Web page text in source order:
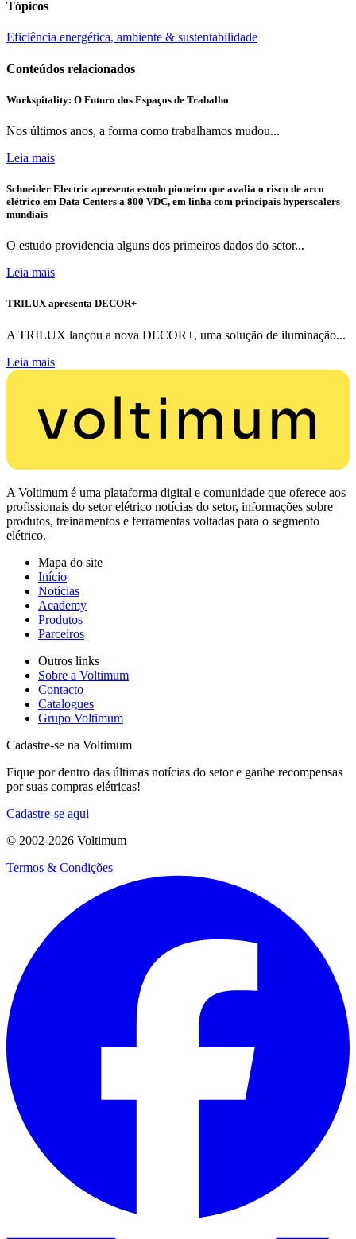
Tópicos
Eficiência energética, ambiente & sustentabilidade
Conteúdos relacionados
Workspitality: O Futuro dos Espaços de Trabalho
Nos últimos anos, a forma como trabalhamos mudou...
Leia mais
Schneider Electric apresenta estudo pioneiro que avalia o risco de arco
elétrico em Data Centers a 800 VDC, em linha com principais hyperscalers
mundiais
O estudo providencia alguns dos primeiros dados do setor...
Leia mais
TRILUX apresenta DECOR+
A TRILUX lançou a nova DECOR+, uma solução de iluminação...
Leia mais
A Voltimum é uma plataforma digital e comunidade que oferece aos
profissionais do setor elétrico notícias do setor, informações sobre
produtos, treinamentos e ferramentas voltadas para o segmento
elétrico.
Mapa do site
Início
Notícias
Academy
Produtos
Parceiros
Outros links
Sobre a Voltimum
Contacto
Catalogues
Grupo Voltimum
Cadastre-se na Voltimum
Fique por dentro das últimas notícias do setor e ganhe recompensas
por suas compras elétricas!
Cadastre-se aqui
© 2002-2026 Voltimum
Termos & Condições